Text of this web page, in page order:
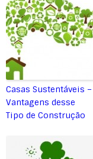
Casas Sustentáveis –
Vantagens desse
Tipo de Construção